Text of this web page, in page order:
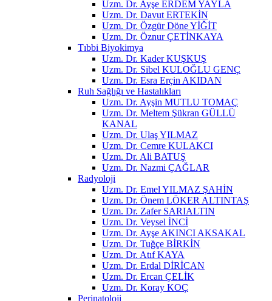
Uzm. Dr. Ayşe ERDEM YAYLA
Uzm. Dr. Davut ERTEKİN
Uzm. Dr. Özgür Döne YİĞİT
Uzm. Dr. Öznur ÇETİNKAYA
Tıbbi Biyokimya
Uzm. Dr. Kader KUŞKUŞ
Uzm. Dr. Sibel KULOĞLU GENÇ
Uzm. Dr. Esra Erçin AKIDAN
Ruh Sağlığı ve Hastalıkları
Uzm. Dr. Ayşin MUTLU TOMAÇ
Uzm. Dr. Meltem Şükran GÜLLÜ
KANAL
Uzm. Dr. Ulaş YILMAZ
Uzm. Dr. Cemre KULAKCI
Uzm. Dr. Ali BATUŞ
Uzm. Dr. Nazmi ÇAĞLAR
Radyoloji
Uzm. Dr. Emel YILMAZ ŞAHİN
Uzm. Dr. Önem LÖKER ALTINTAŞ
Uzm. Dr. Zafer SARIALTIN
Uzm. Dr. Veysel İNCİ
Uzm. Dr. Ayşe AKINCI AKSAKAL
Uzm. Dr. Tuğçe BİRKİN
Uzm. Dr. Atıf KAYA
Uzm. Dr. Erdal DİRİCAN
Uzm. Dr. Ercan ÇELİK
Uzm. Dr. Koray KOÇ
Perinatoloji